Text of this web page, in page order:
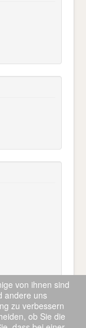
von ihnen sind
andere uns
zu verbessern
ob Sie die